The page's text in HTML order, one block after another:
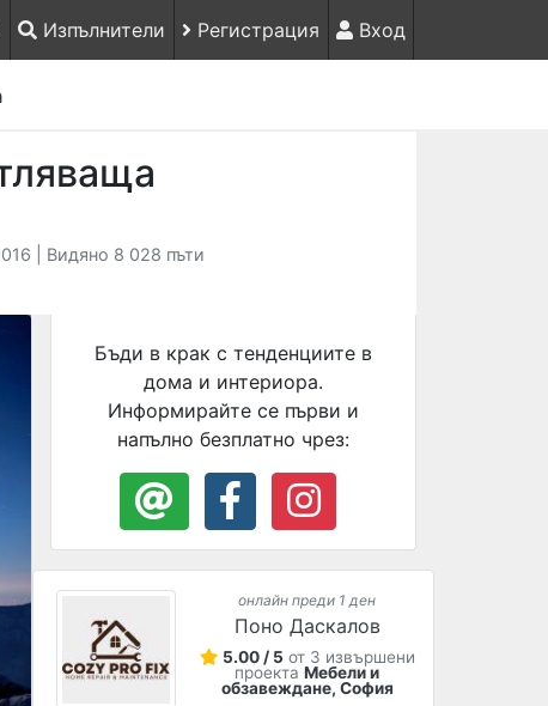
Изпълнители Регистрация Вход
| Видяно 8 028 пъти
Бъди в крак с тенденциите в
дома и интериора.
Информирайте се първи и
напълно безплатно чрез:
онлайн преди 1 ден
Поно Даскалов
5.00 / 5 от 3 извършени
проектаМебели и
обзавеждане, София